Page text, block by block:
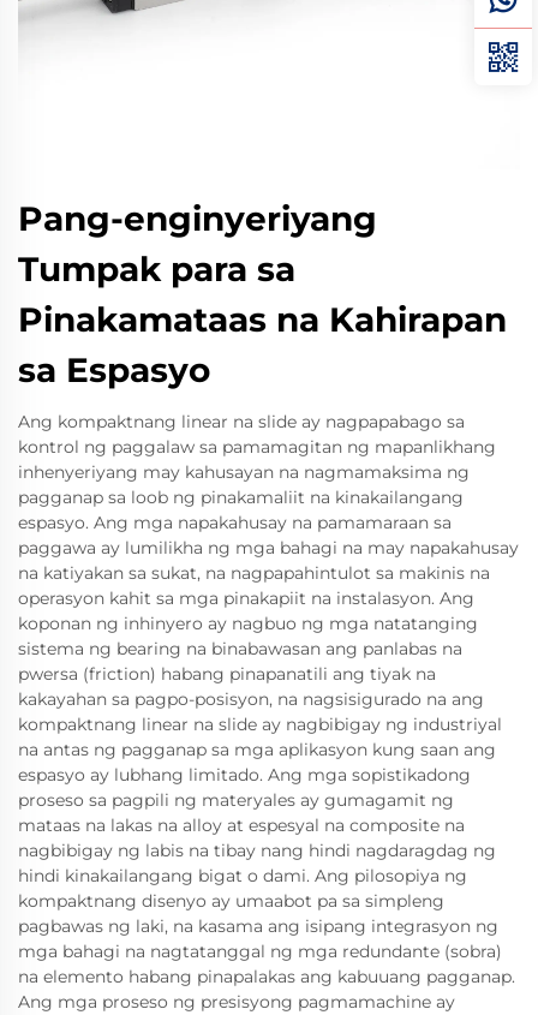
Pang-enginyeriyang
Tumpak para sa
Pinakamataas na Kahirapan
sa Espasyo
Ang kompaktnang linear na slide ay nagpapabago sa
kontrol ng paggalaw sa pamamagitan ng mapanlikhang
inhenyeriyang may kahusayan na nagmamaksima ng
pagganap sa loob ng pinakamaliit na kinakailangang
espasyo. Ang mga napakahusay na pamamaraan sa
paggawa ay lumilikha ng mga bahagi na may napakahusay
na katiyakan sa sukat, na nagpapahintulot sa makinis na
operasyon kahit sa mga pinakapiit na instalasyon. Ang
koponan ng inhinyero ay nagbuo ng mga natatanging
sistema ng bearing na binabawasan ang panlabas na
pwersa (friction) habang pinapanatili ang tiyak na
kakayahan sa pagpo-posisyon, na nagsisigurado na ang
kompaktnang linear na slide ay nagbibigay ng industriyal
na antas ng pagganap sa mga aplikasyon kung saan ang
espasyo ay lubhang limitado. Ang mga sopistikadong
proseso sa pagpili ng materyales ay gumagamit ng
mataas na lakas na alloy at espesyal na composite na
nagbibigay ng labis na tibay nang hindi nagdaragdag ng
hindi kinakailangang bigat o dami. Ang pilosopiya ng
kompaktnang disenyo ay umaabot pa sa simpleng
pagbawas ng laki, na kasama ang isipang integrasyon ng
mga bahagi na nagtatanggal ng mga redundante (sobra)
na elemento habang pinapalakas ang kabuuang pagganap.
Ang mga proseso ng presisyong pagmamachine ay